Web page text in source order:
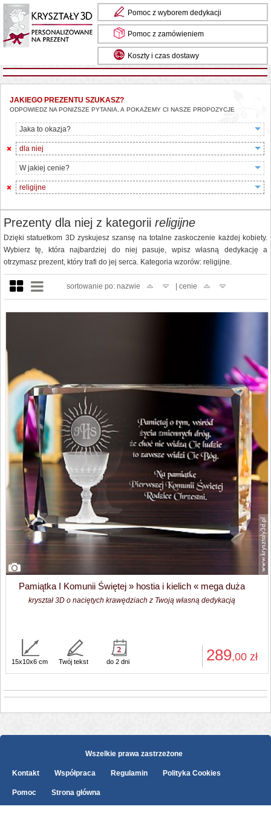
Pomoc z wyborem dedykacji
Pomoc z zamówieniem
Koszty i czas dostawy
JAKIEGO PREZENTU SZUKASZ?
ODPOWIEDZ NA PONIŻSZE PYTANIA, A POKAŻEMY CI NASZE PROPOZYCJE
Jaka to okazja?
dla niej
W jakiej cenie?
religijne
Prezenty dla niej z kategorii religijne
Dzięki statuetkom 3D zyskujesz szansę na totalne zaskoczenie każdej kobiety.
Wybierz tę, która najbardziej do niej pasuje, wpisz własną dedykację a
otrzymasz prezent, który trafi do jej serca. Kategoria wzorów: religijne.
sortowanie po: nazwie | cenie
Pamiątka I Komunii Świętej » hostia i kielich « mega duża
kryształ 3D o naciętych krawędziach z Twoją własną dedykacją
289,00 zł
15x10x6 cm Twój tekst do 2 dni
Wszelkie prawa zastrzeżone
Kontakt Współpraca Regulamin Polityka Cookies
Pomoc Strona główna